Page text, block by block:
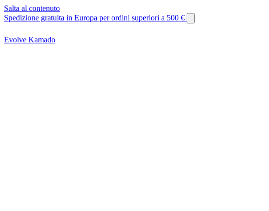
Salta al contenuto
Spedizione gratuita in Europa per ordini superiori a 500 €
Evolve Kamado